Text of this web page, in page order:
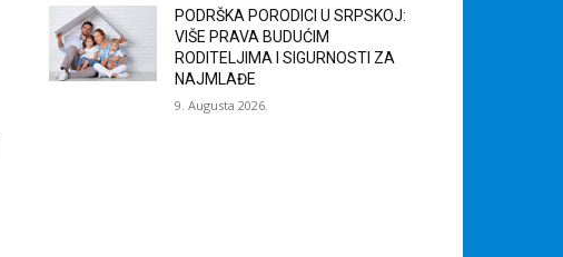
PODRŠKA PORODICI U SRPSKOJ:
VIŠE PRAVA BUDUĆIM
RODITELJIMA I SIGURNOSTI ZA
NAJMLAĐE
9. Augusta 2026.